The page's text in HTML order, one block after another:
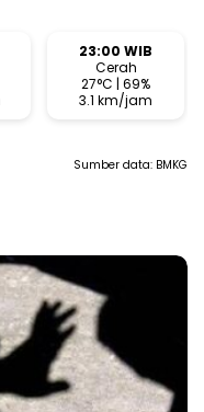
23:00 WIB
Cerah
27°C | 69%
3.1 km/jam
Sumber data: BMKG